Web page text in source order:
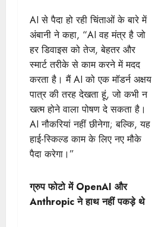
AI से पैदा हो रही चिंताओं के बारे में
अंबानी ने कहा, “AI वह मंत्र है जो
हर डिवाइस को तेज, बेहतर और
स्मार्ट तरीके से काम करने में मदद
करता है। मैं AI को एक मॉडर्न अक्षय
पात्र की तरह देखता हूं, जो कभी न
खत्म होने वाला पोषण दे सकता है।
AI नौकरियां नहीं छीनेगा; बल्कि, यह
हाई-स्किल्ड काम के लिए नए मौके
पैदा करेगा।”
ग्रुप फोटो में OpenAI और
Anthropic ने हाथ नहीं पकड़े थे